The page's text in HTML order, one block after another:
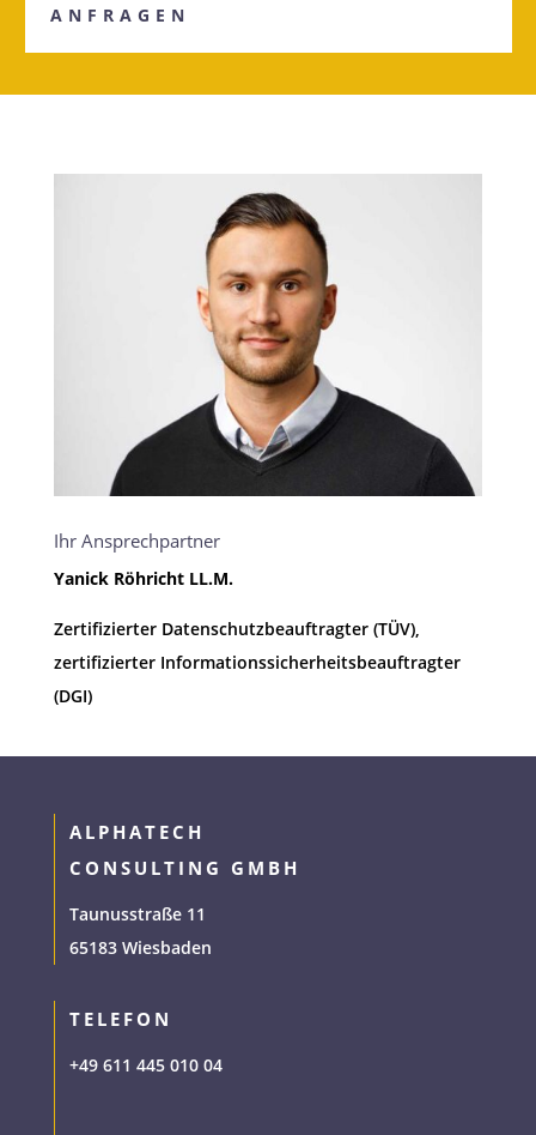
ANFRAGEN
Ihr Ansprechpartner
Yanick Röhricht LL.M.
Zertifizierter Datenschutzbeauftragter (TÜV),
zertifizierter Informationssicherheitsbeauftragter
(DGI)
ALPHATECH
CONSULTING GMBH
Taunusstraße 11
65183 Wiesbaden
TELEFON
+49 611 445 010 04